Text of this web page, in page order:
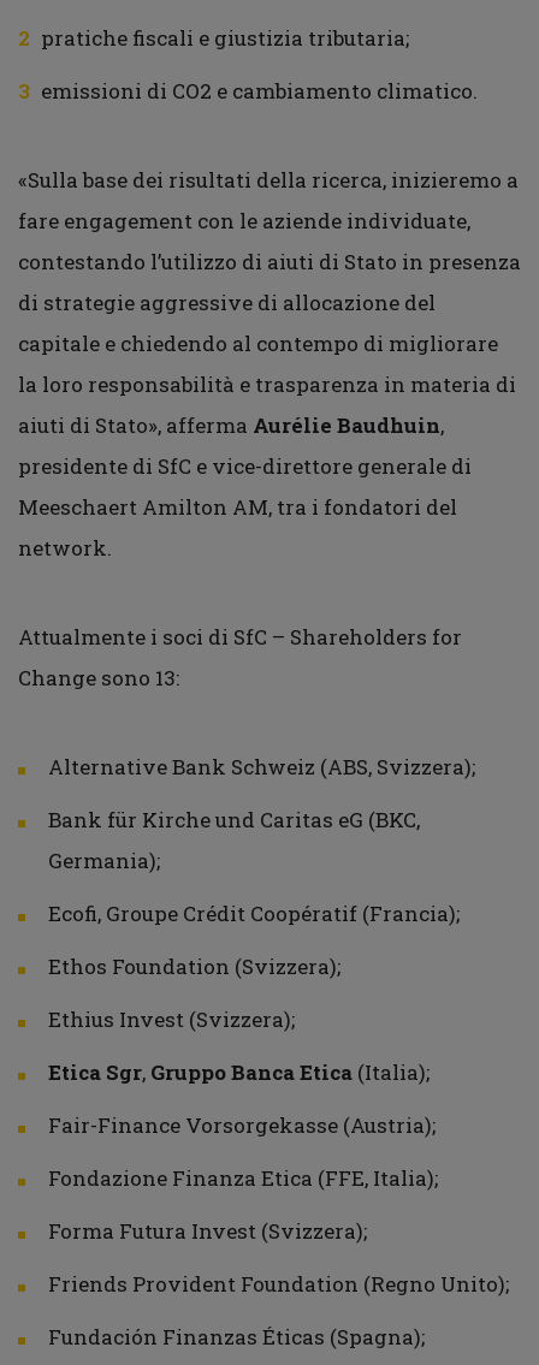
pratiche fiscali e giustizia tributaria;
emissioni di CO2 e cambiamento climatico.
«Sulla base dei risultati della ricerca, inizieremo a
fare engagement con le aziende individuate,
contestando l’utilizzo di aiuti di Stato in presenza
di strategie aggressive di allocazione del
capitale e chiedendo al contempo di migliorare
la loro responsabilità e trasparenza in materia di
aiuti di Stato», afferma Aurélie Baudhuin,
presidente di SfC e vice-direttore generale di
Meeschaert Amilton AM, tra i fondatori del
network.
Attualmente i soci di SfC – Shareholders for
Change sono 13:
Alternative Bank Schweiz (ABS, Svizzera);
Bank für Kirche und Caritas eG (BKC,
Germania);
Ecofi, Groupe Crédit Coopératif (Francia);
Ethos Foundation (Svizzera);
Ethius Invest (Svizzera);
Etica Sgr, Gruppo Banca Etica (Italia);
Fair-Finance Vorsorgekasse (Austria);
Fondazione Finanza Etica (FFE, Italia);
Forma Futura Invest (Svizzera);
Friends Provident Foundation (Regno Unito);
Fundación Finanzas Éticas (Spagna);